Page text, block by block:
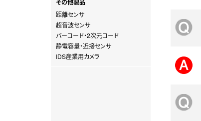
その他製品
距離センサ
超音波センサ
バーコード・2次元コード
静電容量・近接センサ
IDS産業用カメラ